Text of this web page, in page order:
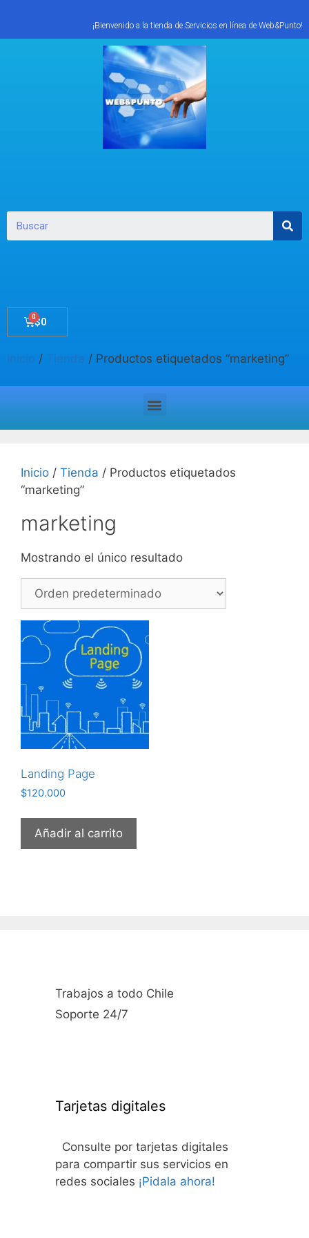
¡Bienvenido a la tienda de Servicios en línea de Web&Punto!
$0
Inicio / Tienda / Productos etiquetados “marketing”
Inicio / Tienda / Productos etiquetados
“marketing”
marketing
Mostrando el único resultado
Landing Page
$120.000
Añadir al carrito
Trabajos a todo Chile
Soporte 24/7
Tarjetas digitales
Consulte por tarjetas digitales
para compartir sus servicios en
redes sociales ¡Pidala ahora!